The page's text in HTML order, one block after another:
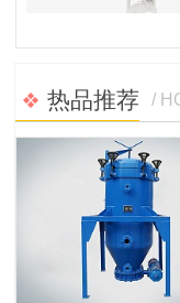
2021.07.24
热品推荐 /